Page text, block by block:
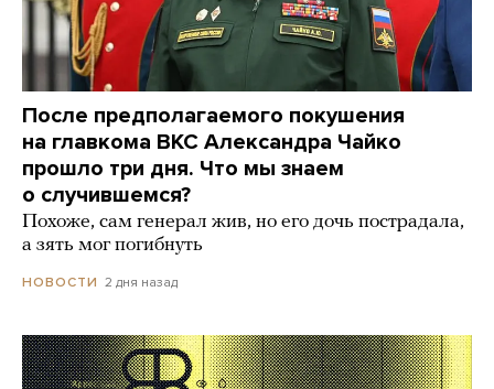
После предполагаемого покушения
на главкома ВКС Александра Чайко
прошло три дня. Что мы знаем
о случившемся?
Похоже, сам генерал жив, но его дочь пострадала,
а зять мог погибнуть
НОВОСТИ 2 дня назад